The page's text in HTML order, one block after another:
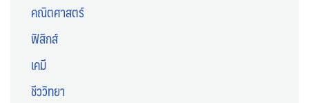
คณิตศาสตร์
ฟิสิกส์
เคมี
ชีววิทยา